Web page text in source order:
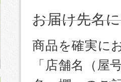
お届け先名
商品を確実に
「店舗名（屋